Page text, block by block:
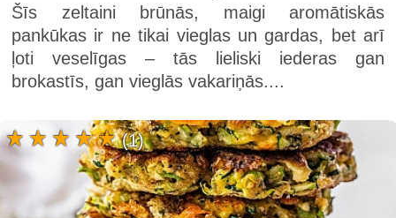
Šīs zeltaini brūnās, maigi aromātiskās
pankūkas ir ne tikai vieglas un gardas, bet arī
ļoti veselīgas – tās lieliski iederas gan
brokastīs, gan vieglās vakariņās....
(1)